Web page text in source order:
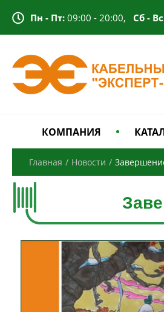
Пн - Пт: 09:00 - 20:00, Сб - Вс
КОМПАНИЯ
Главная / Новости /